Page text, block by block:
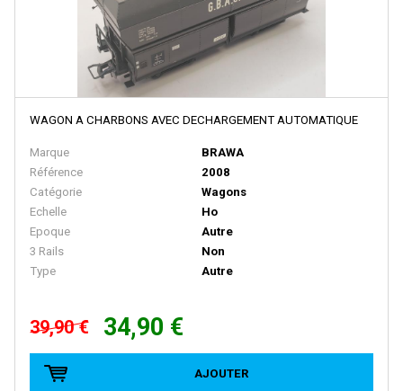
Elec-Trains International- MMRG
ELECTROTREN
EPM
Epoche
ESCI
ESU
WAGON A CHARBONS AVEC DECHARGEMENT AUTOMATIQUE
Marque
BRAWA
Référence
2008
Catégorie
Wagons
Echelle
Ho
Epoque
Autre
3 Rails
Non
Type
Autre
39,90 € 34,90 €
AJOUTER